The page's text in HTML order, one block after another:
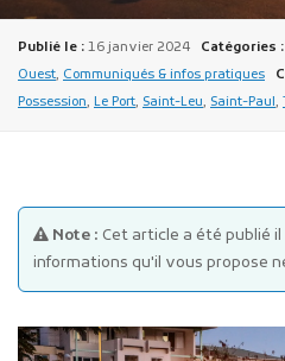
Publicité des actes
Marchés publics
Projets financés
Plans d'accès
Publié le : 16 janvier 2024 Catégories :
Ouest, Communiqués & infos pratiques
Possession, Le Port, Saint-Leu, Saint-Paul,
Note : Cet article a été publié il
informations qu'il vous propose